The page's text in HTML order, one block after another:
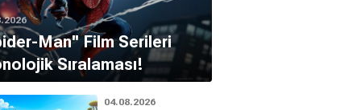
Man'' Film Serileri
Sıralaması!
04.08.2026